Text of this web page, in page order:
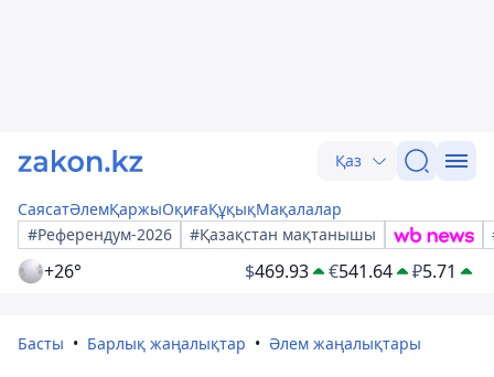
Қаз
СаясатӘлемҚаржыОқиғаҚұқықМақалалар
#Референдум-2026
#Қазақстан мақтанышы
+26° $469.93 €541.64 ₽5.71
Басты Барлық жаңалықтар Әлем жаңалықтары